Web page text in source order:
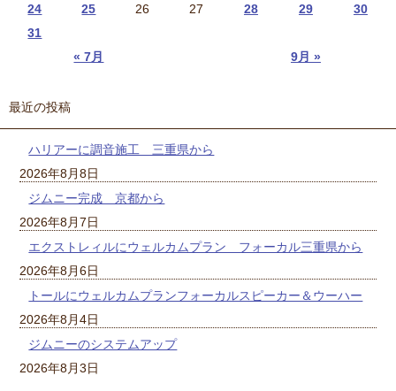
« 7月 9月 »
24
25 26 27 28 29
30
31
最近の投稿
ハリアーに調音施工 三重県から
2026年8月8日
ジムニー完成 京都から
2026年8月7日
エクストレィルにウェルカムプラン フォーカル三重県から
2026年8月6日
トールにウェルカムプランフォーカルスピーカー＆ウーハー
2026年8月4日
ジムニーのシステムアップ
2026年8月3日